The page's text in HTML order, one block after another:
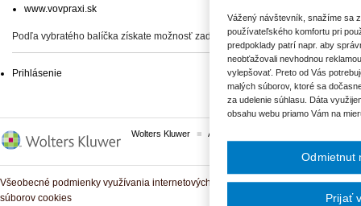
www.vovpraxi.sk
Podľa vybratého balíčka získate možnosť zadať svoje otázky, prípadne prístup
Prihlásenie
Wolters Kluwer ASPI
Všeobecné podmienky využívania internetových služieb a komunitných portálov
súborov cookies
Vážený návštevník, snažíme sa
používateľského komfortu pri
predpoklady patrí napr. aby
neobťažovali nevhodnou
vylepšovať. Preto od Vás
malých súborov, ktoré sa
za udelenie súhlasu. Dáta
obsahu webu priamo Vám na
Odmietnut
Prijať